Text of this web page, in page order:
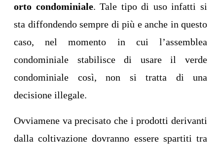
orto condominiale. Tale tipo di uso infatti si
sta diffondendo sempre di più e anche in questo
caso, nel momento in cui l’assemblea
condominiale stabilisce di usare il verde
condominiale così, non si tratta di una
decisione illegale.
Ovviamene va precisato che i prodotti derivanti
dalla coltivazione dovranno essere spartiti tra